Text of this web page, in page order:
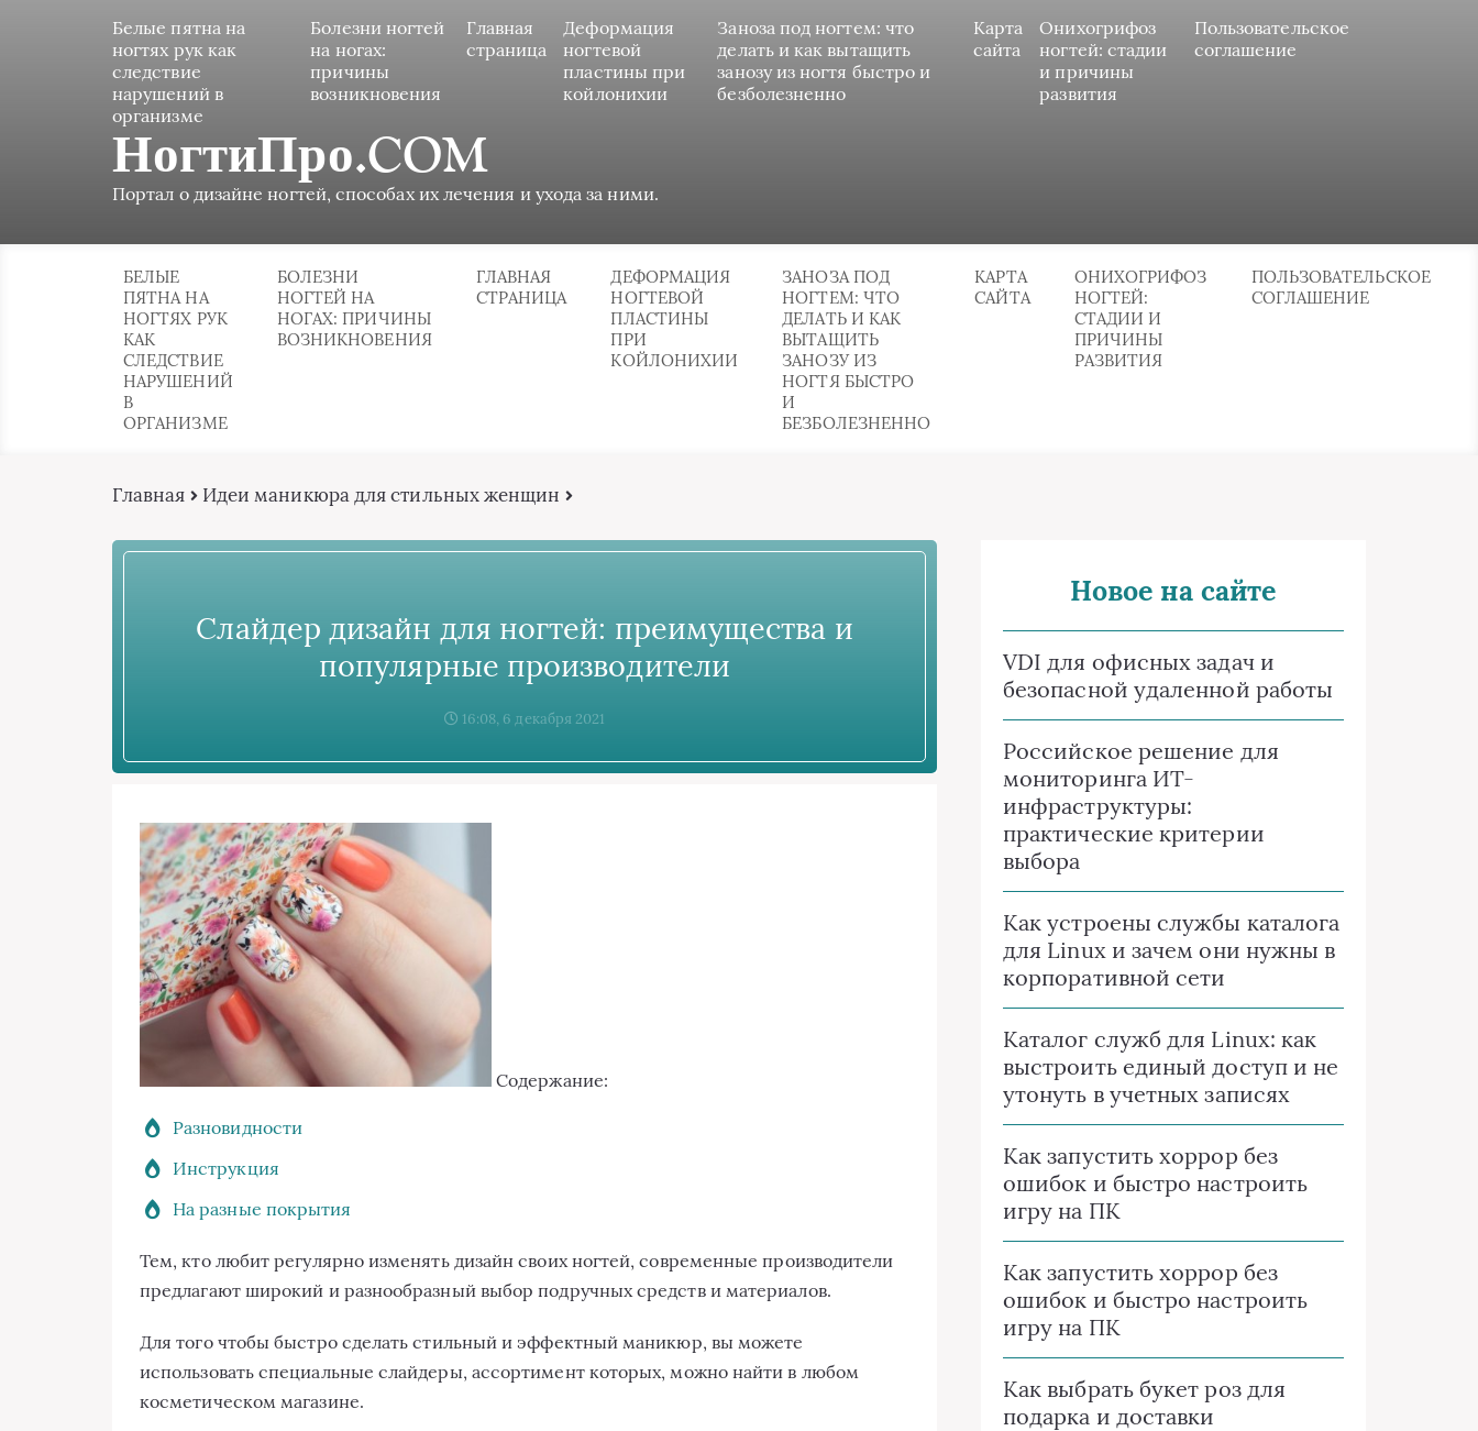
Белые пятна на
ногтях рук как
следствие
нарушений в
организме
Болезни ногтей
на ногах:
причины
возникновения
Главная
страница
Деформация
ногтевой
пластины при
койлонихии
Заноза под ногтем: что
делать и как вытащить
занозу из ногтя быстро и
безболезненно
Карта
сайта
Онихогрифоз
ногтей: стадии
и причины
развития
Пользовательское
соглашение
НогтиПро.COM
Портал о дизайне ногтей, способах их лечения и ухода за ними.
БЕЛЫЕ
ПЯТНА НА
НОГТЯХ РУК
КАК
СЛЕДСТВИЕ
НАРУШЕНИЙ
В
ОРГАНИЗМЕ
БОЛЕЗНИ
НОГТЕЙ НА
НОГАХ: ПРИЧИНЫ
ВОЗНИКНОВЕНИЯ
ГЛАВНАЯ
СТРАНИЦА
ДЕФОРМАЦИЯ
НОГТЕВОЙ
ПЛАСТИНЫ
ПРИ
КОЙЛОНИХИИ
ЗАНОЗА ПОД
НОГТЕМ: ЧТО
ДЕЛАТЬ И КАК
ВЫТАЩИТЬ
ЗАНОЗУ ИЗ
НОГТЯ БЫСТРО
И
БЕЗБОЛЕЗНЕННО
КАРТА
САЙТА
ОНИХОГРИФОЗ
НОГТЕЙ:
СТАДИИ И
ПРИЧИНЫ
РАЗВИТИЯ
ПОЛЬЗОВАТЕЛЬСКОЕ
СОГЛАШЕНИЕ
Главная Идеи маникюра для стильных женщин
Слайдер дизайн для ногтей: преимущества и
популярные производители
16:08, 6 декабря 2021
Содержание:
Разновидности
Инструкция
На разные покрытия
Тем, кто любит регулярно изменять дизайн своих ногтей, современные производители
предлагают широкий и разнообразный выбор подручных средств и материалов.
Для того чтобы быстро сделать стильный и эффектный маникюр, вы можете
использовать специальные слайдеры, ассортимент которых, можно найти в любом
косметическом магазине.
Новое на сайте
VDI для офисных задач и
безопасной удаленной работы
Российское решение для
мониторинга ИТ-
инфраструктуры:
практические критерии
выбора
Как устроены службы каталога
для Linux и зачем они нужны в
корпоративной сети
Каталог служб для Linux: как
выстроить единый доступ и не
утонуть в учетных записях
Как запустить хоррор без
ошибок и быстро настроить
игру на ПК
Как запустить хоррор без
ошибок и быстро настроить
игру на ПК
Как выбрать букет роз для
подарка и доставки